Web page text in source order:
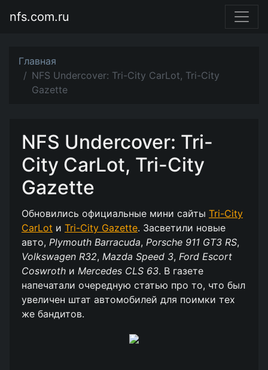
nfs.com.ru
Главная
NFS Undercover: Tri-City CarLot, Tri-City
Gazette
NFS Undercover: Tri-
City CarLot, Tri-City
Gazette
Обновились официальные мини сайты Tri-City
CarLot и Tri-City Gazette. Засветили новые
авто, Plymouth Barracuda, Porsche 911 GT3 RS,
Volkswagen R32, Mazda Speed 3, Ford Escort
Coswroth и Mercedes CLS 63. В газете
напечатали очередную статью про то, что был
увеличен штат автомобилей для поимки тех
же бандитов.